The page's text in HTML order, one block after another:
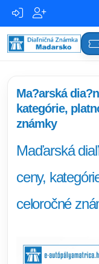
Ma?arská
kategórie,
známky
Maďarská
ceny,
celoročné